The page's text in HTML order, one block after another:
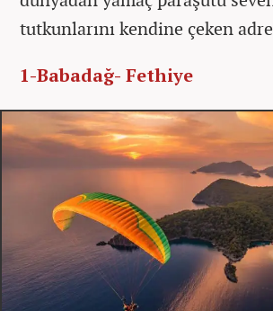
tutkunlarını kendine çeken
1-Babadağ- Fethiye